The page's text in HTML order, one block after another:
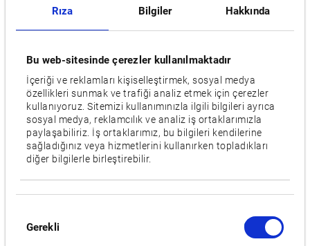
Rıza Bilgiler Hakkında
Bu web-sitesinde çerezler kullanılmaktadır
İçeriği ve reklamları kişiselleştirmek, sosyal medya
özellikleri sunmak ve trafiği analiz etmek için çerezler
kullanıyoruz. Sitemizi kullanımınızla ilgili bilgileri ayrıca
sosyal medya, reklamcılık ve analiz iş ortaklarımızla
paylaşabiliriz. İş ortaklarımız, bu bilgileri kendilerine
sağladığınız veya hizmetlerini kullanırken topladıkları
diğer bilgilerle birleştirebilir.
Seçimi
Gerekli
Motor [kW]
11/7.5 [22/15]
Özellikler
W,ATC
Taret sayısı
Videolar / Yüklemeler